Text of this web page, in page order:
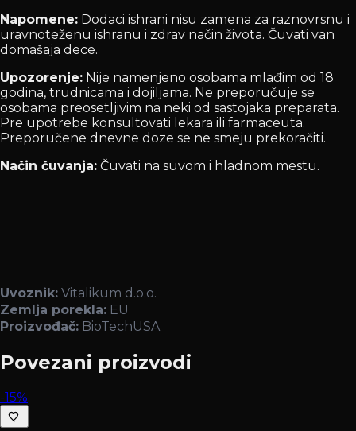
Napomene: Dodaci ishrani nisu zamena za raznovrsnu i
uravnoteženu ishranu i zdrav način života. Čuvati van
domašaja dece.
Upozorenje: Nije namenjeno osobama mlađim od 18
godina, trudnicama i dojiljama. Ne preporučuje se
osobama preosetljivim na neki od sastojaka preparata.
Pre upotrebe konsultovati lekara ili farmaceuta.
Preporučene dnevne doze se ne smeju prekoračiti.
Način čuvanja: Čuvati na suvom i hladnom mestu.
Uvoznik: Vitalikum d.o.o.
Zemlja porekla: EU
Proizvođač: BioTechUSA
Povezani proizvodi
-15%